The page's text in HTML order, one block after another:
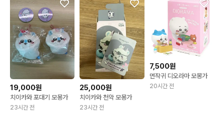
19,000원
치이카와 포대기 모몽가
23시간 전
25,000원
치이카와 천악 모몽가
23시간 전
7,500원
먼작귀 디오라마 모몽가
20시간 전